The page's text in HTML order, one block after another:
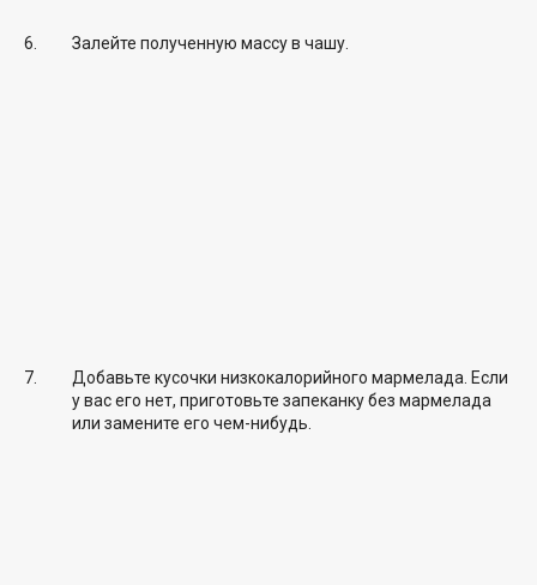
Залейте полученную массу в чашу.
Добавьте кусочки низкокалорийного мармелада. Если
у вас его нет, приготовьте запеканку без мармелада
или замените его чем-нибудь.